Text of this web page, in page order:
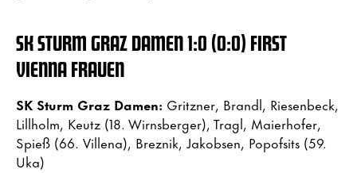
SK STURM GRAZ DAMEN 1:0 (0:0) FIRST
VIENNA FRAUEN
SK Sturm Graz Damen: Gritzner, Brandl, Riesenbeck,
Lillholm, Keutz (18. Wirnsberger), Tragl, Maierhofer,
Spieß (66. Villena), Breznik, Jakobsen, Popofsits (59.
Uka)